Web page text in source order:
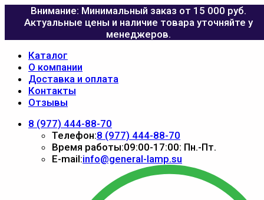
Внимание: Минимальный заказ от 15 000 руб.
Актуальные цены и наличие товара уточняйте у
менеджеров.
Каталог
О компании
Доставка и оплата
Контакты
Отзывы
8 (977) 444-88-70
Телефон:8 (977) 444-88-70
Время работы:09:00-17:00: Пн.-Пт.
E-mail:info@general-lamp.su